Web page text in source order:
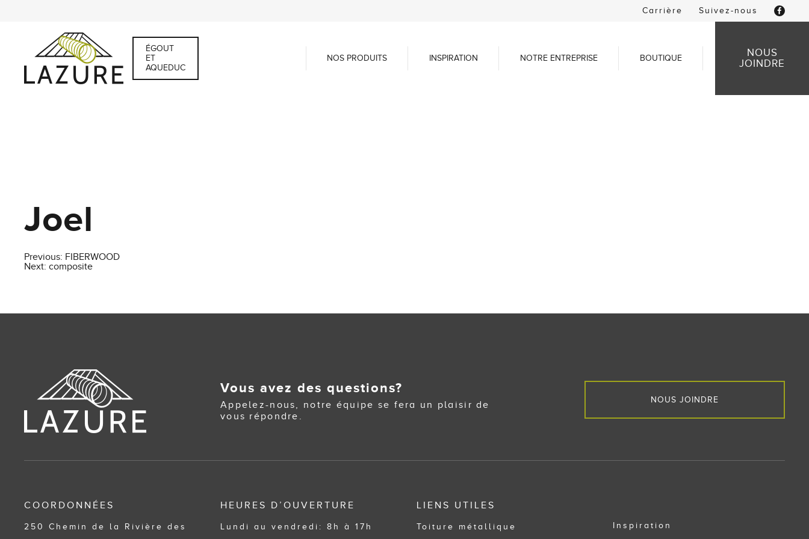
Carrière Suivez-nous
ÉGOUT
ET
AQUEDUC
NOS PRODUITS INSPIRATION NOTRE ENTREPRISE BOUTIQUE
NOUS
JOINDRE
Joel
Post
Previous: FIBERWOOD
Next: composite
Vous avez des questions?
Appelez-nous, notre équipe se fera un plaisir de
vous répondre.
NOUS JOINDRE
COORDONNÉES
250 Chemin de la Rivière des
HEURES D’OUVERTURE
Lundi au vendredi: 8h à 17h
LIENS UTILES
Toiture métallique Inspiration